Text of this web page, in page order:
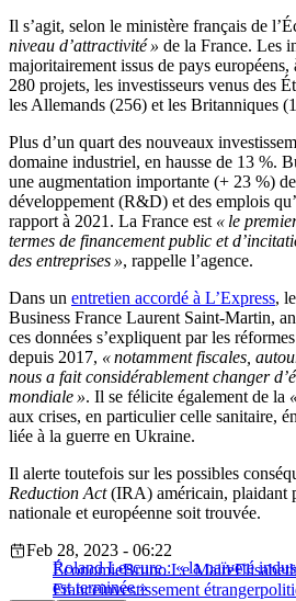
Il s’agit, selon le ministère français de
niveau d’attractivité » de la France. Les
majoritairement issus de pays
280 projets, les investisseurs venus des
les Allemands (256) et les Britanniques
Plus d’un quart des nouveaux
domaine industriel, en hausse de 13 %.
une augmentation importante (+ 23 %)
développement (R&D) et des emplois
rapport à 2021. La France est « le
termes de financement public et
des entreprises », rappelle l’agence.
Dans un entretien accordé à L’Express,
Business France Laurent Saint-Martin,
ces données s’expliquent par les
depuis 2017, « notamment fiscales,
nous a fait considérablement changer
mondiale ». Il se félicite également de la
aux crises, en particulier celle sanitaire,
liée à la guerre en Ukraine.
Il alerte toutefois sur les possibles
Reduction Act(IRA) américain, plaidant
nationale et européenne soit trouvée.
Roland Lescure : « la naïveté
est terminée »
Feb 28, 2023 - 06:22
ÉconomieBruno Le Maire
Franceinvestissement étranger